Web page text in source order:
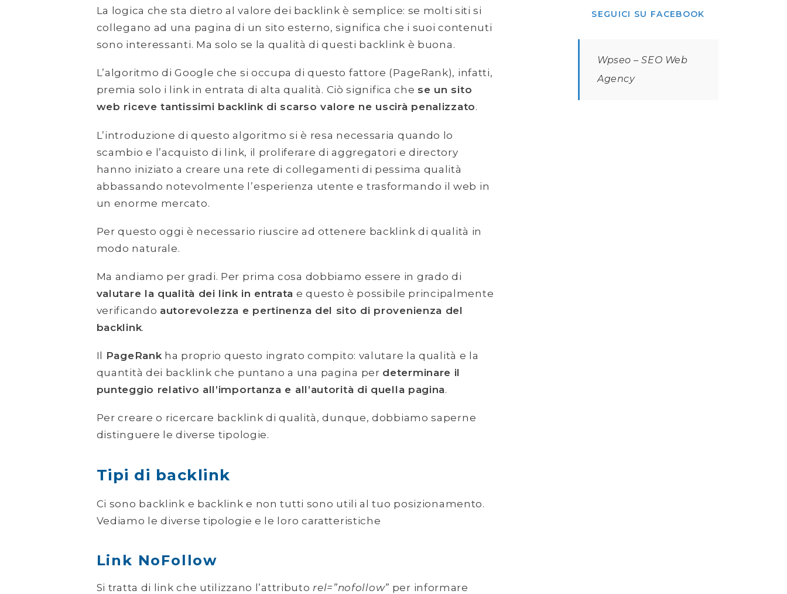
La logica che sta dietro al valore dei backlink è semplice: se molti siti si
collegano ad una pagina di un sito esterno, significa che i suoi contenuti
sono interessanti. Ma solo se la qualità di questi backlink è buona.
L’algoritmo di Google che si occupa di questo fattore (PageRank), infatti,
premia solo i link in entrata di alta qualità. Ciò significa che se un sito
web riceve tantissimi backlink di scarso valore ne uscirà penalizzato.
L’introduzione di questo algoritmo si è resa necessaria quando lo
scambio e l’acquisto di link, il proliferare di aggregatori e directory
hanno iniziato a creare una rete di collegamenti di pessima qualità
abbassando notevolmente l’esperienza utente e trasformando il web in
un enorme mercato.
Per questo oggi è necessario riuscire ad ottenere backlink di qualità in
modo naturale.
Ma andiamo per gradi. Per prima cosa dobbiamo essere in grado di
valutare la qualità dei link in entrata e questo è possibile principalmente
verificando autorevolezza e pertinenza del sito di provenienza del
backlink.
Il PageRankha proprio questo ingrato compito: valutare la qualità e la
quantità dei backlink che puntano a una pagina per determinare il
punteggio relativo all’importanza e all’autorità di quella pagina.
Per creare o ricercare backlink di qualità, dunque, dobbiamo saperne
distinguere le diverse tipologie.
Tipi di backlink
Ci sono backlink e backlink e non tutti sono utili al tuo posizionamento.
Vediamo le diverse tipologie e le loro caratteristiche
Link NoFollow
Si tratta di link che utilizzano l’attributo rel=”nofollow” per informare
SEGUICI SU FACEBOOK
Wpseo – SEO Web
Agency